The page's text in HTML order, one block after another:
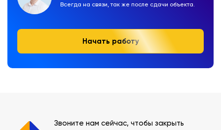
Всегда на связи, так же после сдачи объекта.
Начать работу
Звоните нам сейчас, чтобы закрыть